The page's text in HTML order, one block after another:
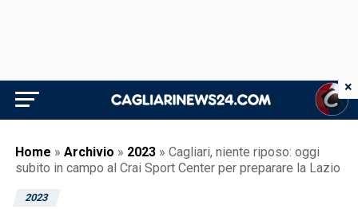
Home » Archivio » 2023 » Cagliari, niente riposo: oggi
subito in campo al Crai Sport Center per preparare la Lazio
2023
×